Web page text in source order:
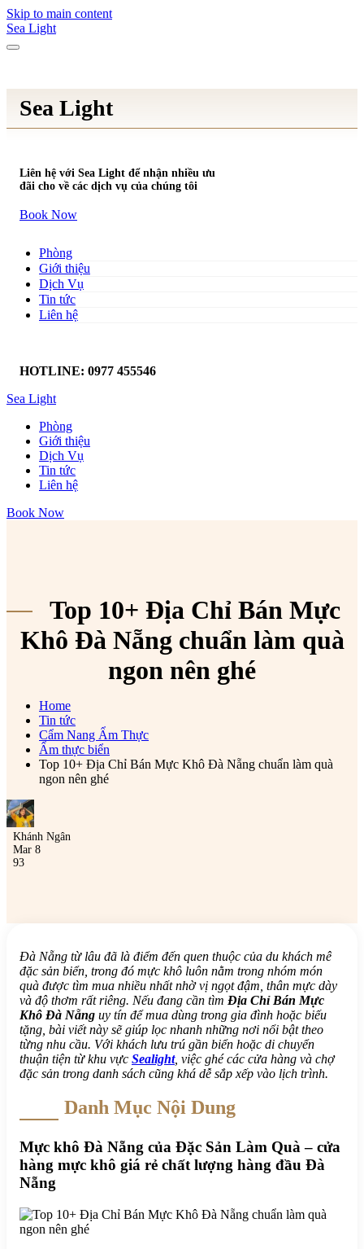
Skip to main content
Sea Light
Sea Light
Liên hệ với Sea Light để nhận nhiều ưu
đãi cho về các dịch vụ của chúng tôi
Book Now
Phòng
Giới thiệu
Dịch Vụ
Tin tức
Liên hệ
HOTLINE: 0977 455546
Sea Light
Phòng
Giới thiệu
Dịch Vụ
Tin tức
Liên hệ
Book Now
Top 10+ Địa Chỉ Bán Mực
Khô Đà Nẵng chuẩn làm quà
ngon nên ghé
Home
Tin tức
Cẩm Nang Ẩm Thực
Ẩm thực biển
Top 10+ Địa Chỉ Bán Mực Khô Đà Nẵng chuẩn làm quà
ngon nên ghé
Khánh Ngân
Mar 8
93
Đà Nẵng từ lâu đã là điểm đến quen thuộc của du khách mê
đặc sản biển, trong đó mực khô luôn nằm trong nhóm món
quà được tìm mua nhiều nhất nhờ vị ngọt đậm, thân mực dày
và độ thơm rất riêng. Nếu đang cần tìm Địa Chỉ Bán Mực
Khô Đà Nẵng uy tín để mua dùng trong gia đình hoặc biếu
tặng, bài viết này sẽ giúp lọc nhanh những nơi nổi bật theo
từng nhu cầu. Với khách lưu trú gần biển hoặc di chuyển
thuận tiện từ khu vực Sealight, việc ghé các cửa hàng và chợ
đặc sản trong danh sách cũng khá dễ sắp xếp vào lịch trình.
Danh Mục Nội Dung
Mực khô Đà Nẵng của Đặc Sản Làm Quà – cửa
hàng mực khô giá rẻ chất lượng hàng đầu Đà
Nẵng